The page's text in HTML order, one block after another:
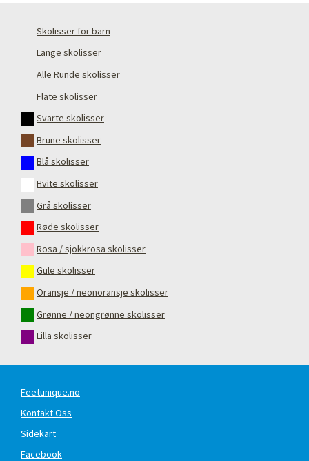
Skolisser for barn
Lange skolisser
Alle Runde skolisser
Flate skolisser
Svarte skolisser
Brune skolisser
Blå skolisser
Hvite skolisser
Grå skolisser
Røde skolisser
Rosa / sjokkrosa skolisser
Gule skolisser
Oransje / neonoransje skolisser
Grønne / neongrønne skolisser
Lilla skolisser
Feetunique.no
Kontakt Oss
Sidekart
Facebook